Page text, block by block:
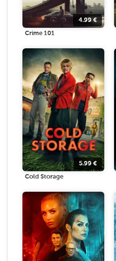
4.99€
Crime 101
5.99 €
Cold Storage